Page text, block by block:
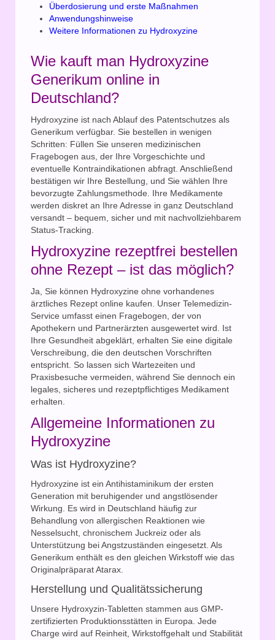
Überdosierung und erste Maßnahmen
Anwendungshinweise
Weitere Informationen zu Hydroxyzine
Wie kauft man Hydroxyzine
Generikum online in
Deutschland?
Hydroxyzine ist nach Ablauf des Patentschutzes als
Generikum verfügbar. Sie bestellen in wenigen
Schritten: Füllen Sie unseren medizinischen
Fragebogen aus, der Ihre Vorgeschichte und
eventuelle Kontraindikationen abfragt. Anschließend
bestätigen wir Ihre Bestellung, und Sie wählen Ihre
bevorzugte Zahlungsmethode. Ihre Medikamente
werden diskret an Ihre Adresse in ganz Deutschland
versandt – bequem, sicher und mit nachvollziehbarem
Status-Tracking.
Hydroxyzine rezeptfrei bestellen
ohne Rezept – ist das möglich?
Ja, Sie können Hydroxyzine ohne vorhandenes
ärztliches Rezept online kaufen. Unser Telemedizin-
Service umfasst einen Fragebogen, der von
Apothekern und Partnerärzten ausgewertet wird. Ist
Ihre Gesundheit abgeklärt, erhalten Sie eine digitale
Verschreibung, die den deutschen Vorschriften
entspricht. So lassen sich Wartezeiten und
Praxisbesuche vermeiden, während Sie dennoch ein
legales, sicheres und rezeptpflichtiges Medikament
erhalten.
Allgemeine Informationen zu
Hydroxyzine
Was ist Hydroxyzine?
Hydroxyzine ist ein Antihistaminikum der ersten
Generation mit beruhigender und angstlösender
Wirkung. Es wird in Deutschland häufig zur
Behandlung von allergischen Reaktionen wie
Nesselsucht, chronischem Juckreiz oder als
Unterstützung bei Angstzuständen eingesetzt. Als
Generikum enthält es den gleichen Wirkstoff wie das
Originalpräparat Atarax.
Herstellung und Qualitätssicherung
Unsere Hydroxyzin-Tabletten stammen aus GMP-
zertifizierten Produktionsstätten in Europa. Jede
Charge wird auf Reinheit, Wirkstoffgehalt und Stabilität